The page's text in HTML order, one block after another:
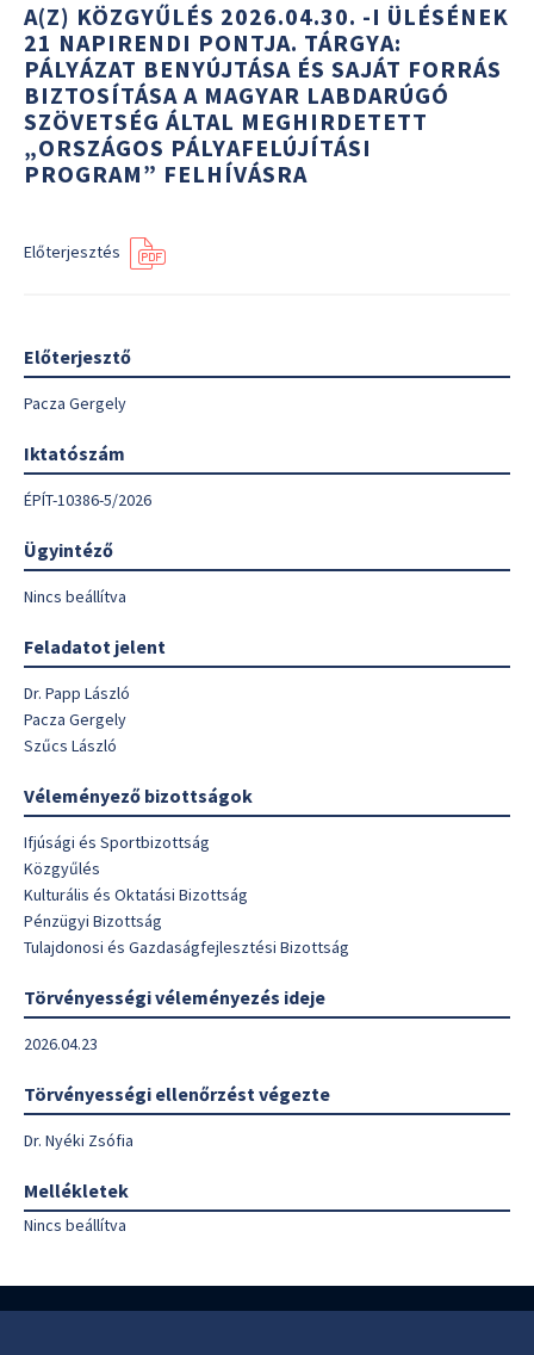
A(Z) KÖZGYŰLÉS 2026.04.30. -I ÜLÉSÉNEK
21 NAPIRENDI PONTJA. TÁRGYA:
PÁLYÁZAT BENYÚJTÁSA ÉS SAJÁT FORRÁS
BIZTOSÍTÁSA A MAGYAR LABDARÚGÓ
SZÖVETSÉG ÁLTAL MEGHIRDETETT
„ORSZÁGOS PÁLYAFELÚJÍTÁSI
PROGRAM” FELHÍVÁSRA
Előterjesztés
Előterjesztő
Pacza Gergely
Iktatószám
ÉPÍT-10386-5/2026
Ügyintéző
Nincs beállítva
Feladatot jelent
Dr. Papp László
Pacza Gergely
Szűcs László
Véleményező bizottságok
Ifjúsági és Sportbizottság
Közgyűlés
Kulturális és Oktatási Bizottság
Pénzügyi Bizottság
Tulajdonosi és Gazdaságfejlesztési Bizottság
Törvényességi véleményezés ideje
2026.04.23
Törvényességi ellenőrzést végezte
Dr. Nyéki Zsófia
Mellékletek
Nincs beállítva